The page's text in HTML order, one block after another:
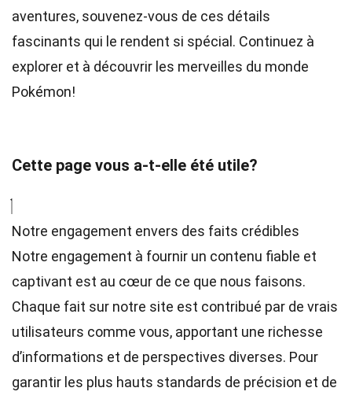
aventures, souvenez-vous de ces détails
fascinants qui le rendent si spécial. Continuez à
explorer et à découvrir les merveilles du monde
Pokémon!
Cette page vous a-t-elle été utile?
Notre engagement envers des faits crédibles
Notre engagement à fournir un contenu fiable et
captivant est au cœur de ce que nous faisons.
Chaque fait sur notre site est contribué par de vrais
utilisateurs comme vous, apportant une richesse
d’informations et de perspectives diverses. Pour
garantir les plus hauts standards de précision et de